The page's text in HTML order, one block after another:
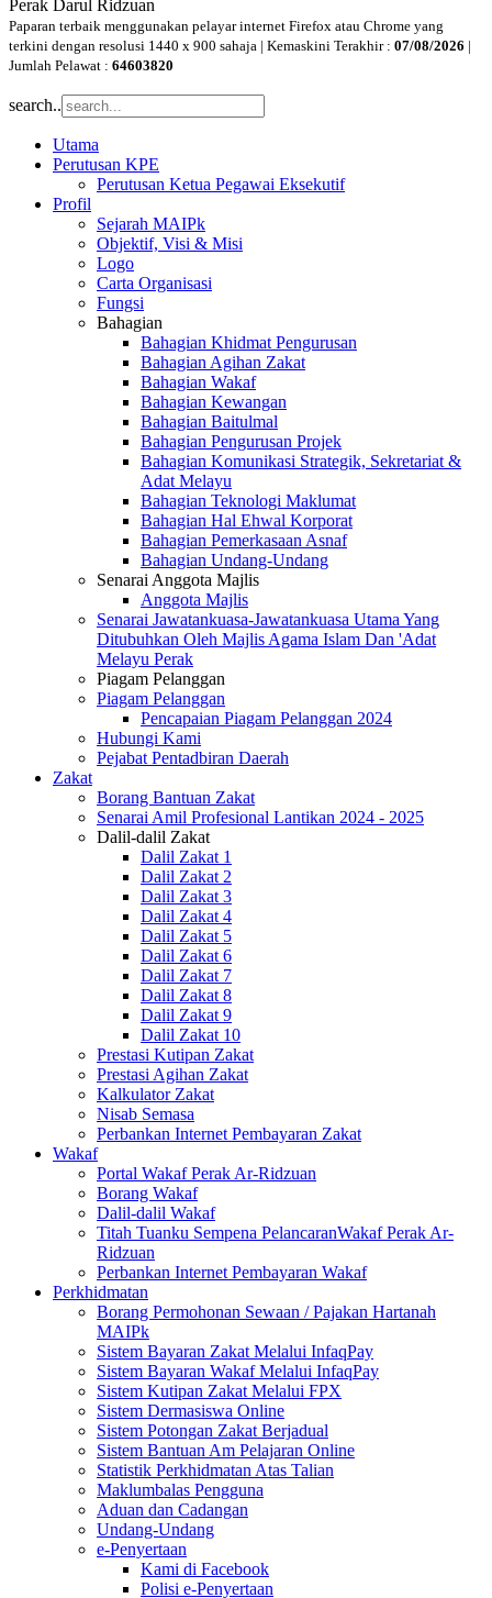
Perak Darul Ridzuan
Paparan terbaik menggunakan pelayar internet Firefox atau Chrome yang
terkini dengan resolusi 1440 x 900 sahaja | Kemaskini Terakhir : 07/08/2026 |
Jumlah Pelawat : 64603820
search..
Utama
Perutusan KPE
Perutusan Ketua Pegawai Eksekutif
Profil
Sejarah MAIPk
Objektif, Visi & Misi
Logo
Carta Organisasi
Fungsi
Bahagian
Bahagian Khidmat Pengurusan
Bahagian Agihan Zakat
Bahagian Wakaf
Bahagian Kewangan
Bahagian Baitulmal
Bahagian Pengurusan Projek
Bahagian Komunikasi Strategik, Sekretariat &
Adat Melayu
Bahagian Teknologi Maklumat
Bahagian Hal Ehwal Korporat
Bahagian Pemerkasaan Asnaf
Bahagian Undang-Undang
Senarai Anggota Majlis
Anggota Majlis
Senarai Jawatankuasa-Jawatankuasa Utama Yang
Ditubuhkan Oleh Majlis Agama Islam Dan 'Adat
Melayu Perak
Piagam Pelanggan
Piagam Pelanggan
Pencapaian Piagam Pelanggan 2024
Hubungi Kami
Pejabat Pentadbiran Daerah
Zakat
Borang Bantuan Zakat
Senarai Amil Profesional Lantikan 2024 - 2025
Dalil-dalil Zakat
Dalil Zakat 1
Dalil Zakat 2
Dalil Zakat 3
Dalil Zakat 4
Dalil Zakat 5
Dalil Zakat 6
Dalil Zakat 7
Dalil Zakat 8
Dalil Zakat 9
Dalil Zakat 10
Prestasi Kutipan Zakat
Prestasi Agihan Zakat
Kalkulator Zakat
Nisab Semasa
Perbankan Internet Pembayaran Zakat
Wakaf
Portal Wakaf Perak Ar-Ridzuan
Borang Wakaf
Dalil-dalil Wakaf
Titah Tuanku Sempena PelancaranWakaf Perak Ar-
Ridzuan
Perbankan Internet Pembayaran Wakaf
Perkhidmatan
Borang Permohonan Sewaan / Pajakan Hartanah
MAIPk
Sistem Bayaran Zakat Melalui InfaqPay
Sistem Bayaran Wakaf Melalui InfaqPay
Sistem Kutipan Zakat Melalui FPX
Sistem Dermasiswa Online
Sistem Potongan Zakat Berjadual
Sistem Bantuan Am Pelajaran Online
Statistik Perkhidmatan Atas Talian
Maklumbalas Pengguna
Aduan dan Cadangan
Undang-Undang
e-Penyertaan
Kami di Facebook
Polisi e-Penyertaan